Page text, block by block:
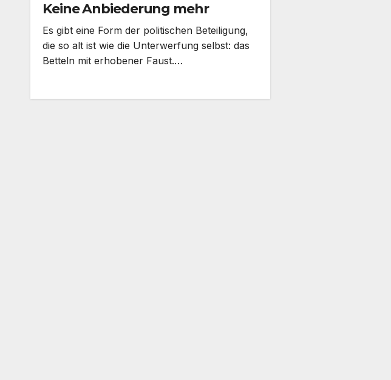
Keine Anbiederung mehr
Es gibt eine Form der politischen Beteiligung,
die so alt ist wie die Unterwerfung selbst: das
Betteln mit erhobener Faust.…